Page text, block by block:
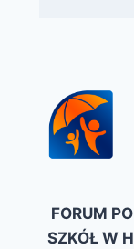
FORUM
SZKÓŁ W